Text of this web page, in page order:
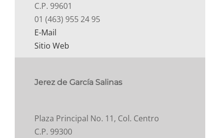
C.P. 99601
01 (463) 955 24 95
E-Mail
Sitio Web
Jerez de García Salinas
Plaza Principal No. 11, Col. Centro
C.P. 99300